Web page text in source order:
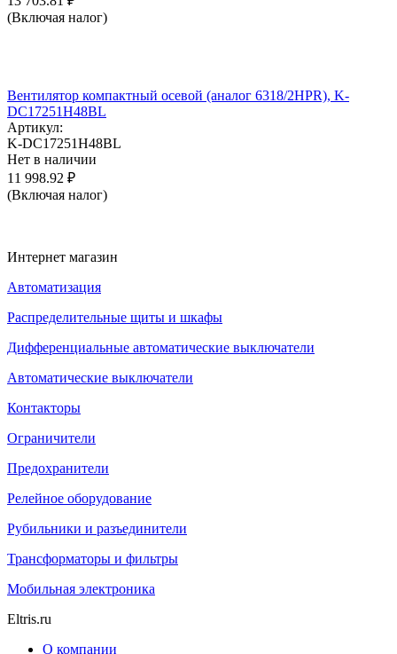
(Включая налог)
Вентилятор компактный осевой (аналог 6318/2HPR), K-
DC17251H48BL
Артикул:
K-DC17251H48BL
Нет в наличии
11 998.92 ₽
(Включая налог)
Интернет магазин
Автоматизация
Распределительные щиты и шкафы
Дифференциальные автоматические выключатели
Автоматические выключатели
Контакторы
Ограничители
Предохранители
Релейное оборудование
Рубильники и разъединители
Трансформаторы и фильтры
Мобильная электроника
Eltris.ru
О компании